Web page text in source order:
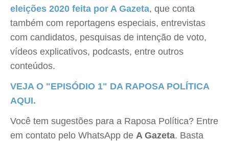
eleições 2020 feita por A Gazeta, que conta
também com reportagens especiais, entrevistas
com candidatos, pesquisas de intenção de voto,
vídeos explicativos, podcasts, entre outros
conteúdos.
VEJA O "EPISÓDIO 1" DA RAPOSA POLÍTICA
AQUI.
Você tem sugestões para a Raposa Política? Entre
em contato pelo WhatsApp de A Gazeta. Basta